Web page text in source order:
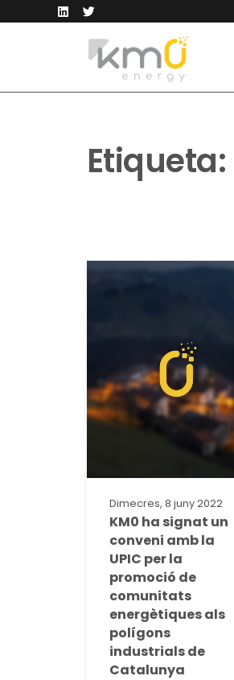
Etiqueta:
Dimecres, 8 juny 2022
KM0 ha signat un
conveni amb la
UPIC per la
promoció de
comunitats
energètiques als
polígons
industrials de
Catalunya